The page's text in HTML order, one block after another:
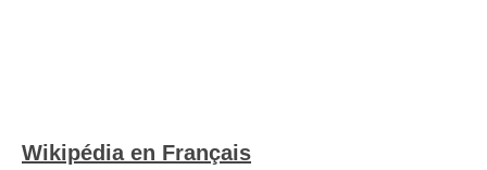
Wikipédia en Français